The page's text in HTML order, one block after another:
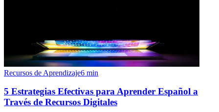
Recursos de Aprendizaje6 min
5 Estrategias Efectivas para Aprender Español a
Través de Recursos Digitales